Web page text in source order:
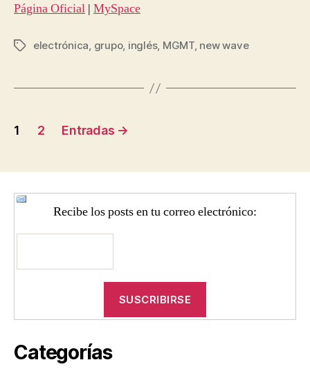
Página Oficial | MySpace
Etiquetas
electrónica, grupo, inglés, MGMT, new wave
Navegación
entradas
1 2 Entradas →
Recibe los posts en tu correo electrónico:
Categorías